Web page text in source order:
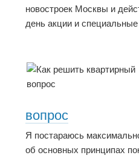
новостроек Москвы и
день акции и
вопрос
Я постараюсь
об основных принципах